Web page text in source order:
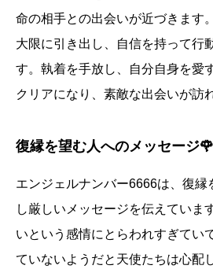
命の相手との出会いが近づきます
大限に引き出し、自信を持って行
す。執着を手放し、自分自身を愛
クリアになり、素敵な出会いが訪
復縁を望む人へのメッセージ🌹
エンジェルナンバー6666は、復縁
し厳しいメッセージを伝えていま
いという感情にとらわれすぎてい
ていないようだと天使たちは心配